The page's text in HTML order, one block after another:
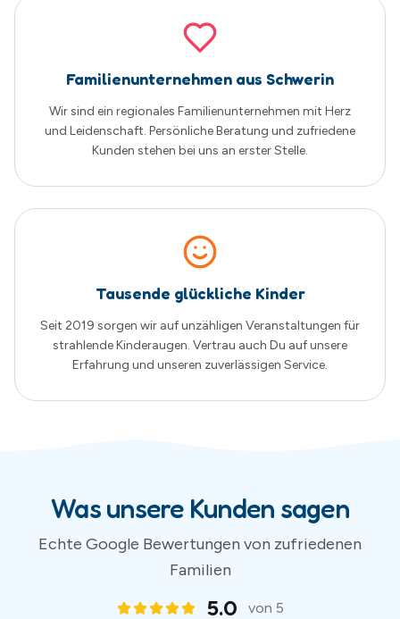
Seit 2019 sorgen wir auf unzähligen Veranstaltungen für
Erfahrung und unseren zuverlässigen Service.
Was unsere Kunden sagen
Echte Google Bewertungen von zufriedenen
Familien
5.0 von 5
Basierend auf205Google Bewertungen
Super netter Kontakt, unkompliziert und preiswert,
ausleihen! Danke!